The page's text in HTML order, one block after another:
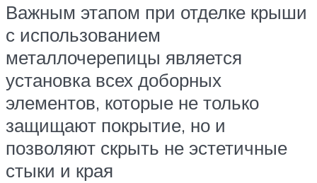
Важным этапом при отделке крыши
с использованием
металлочерепицы является
установка всех доборных
элементов, которые не только
защищают покрытие, но и
позволяют скрыть не эстетичные
стыки и края